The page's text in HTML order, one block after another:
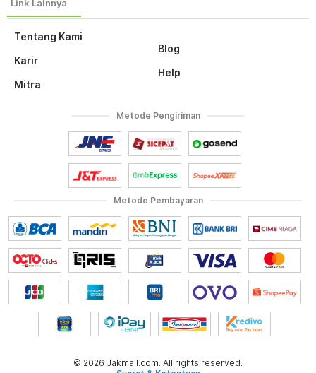
Tentang Kami
Karir
Mitra
Blog
Help
Metode Pembayaran
Metode Pengiriman
© 2026 Jakmall.com. All rights reserved.